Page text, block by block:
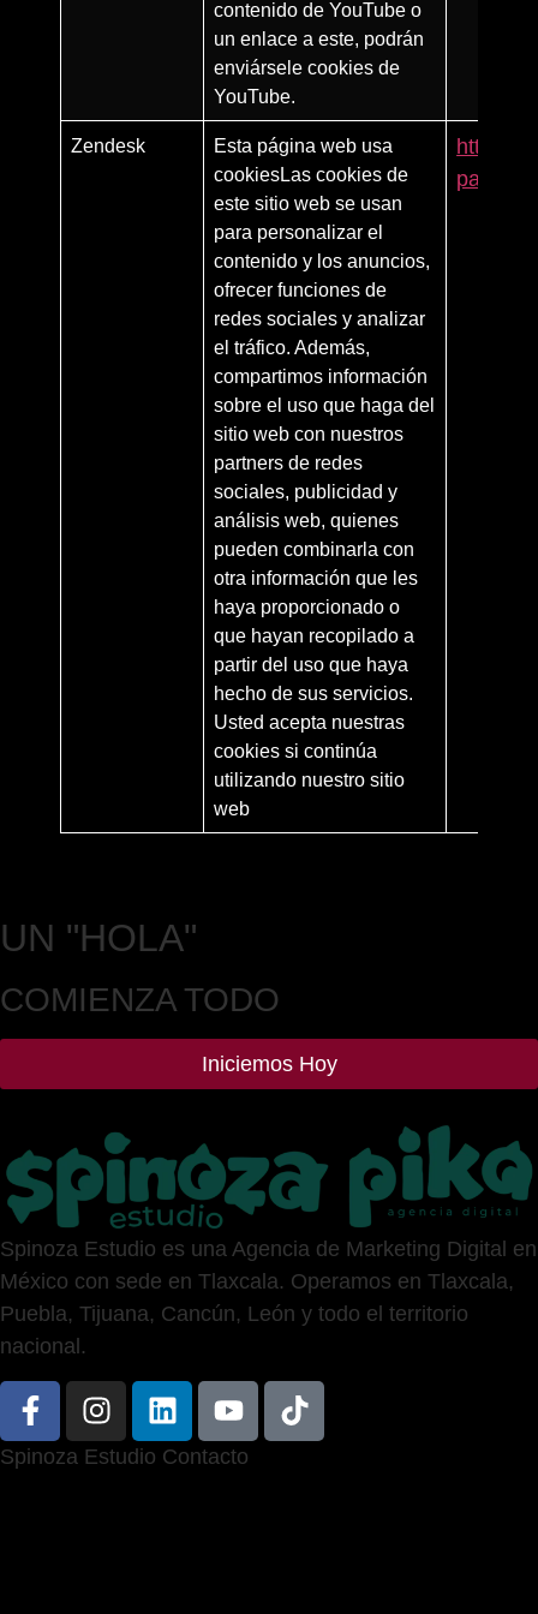
contenido de YouTube o
un enlace a este, podrán
enviársele cookies de
YouTube.
Zendesk
Esta página web usa
cookiesLas cookies de
este sitio web se usan
para personalizar el
contenido y los anuncios,
ofrecer funciones de
redes sociales y analizar
el tráfico. Además,
compartimos información
sobre el uso que haga del
sitio web con nuestros
partners de redes
sociales, publicidad y
análisis web, quienes
pueden combinarla con
otra información que les
haya proporcionado o
que hayan recopilado a
partir del uso que haya
hecho de sus servicios.
Usted acepta nuestras
cookies si continúa
utilizando nuestro sitio
web
https://
UN "HOLA"
COMIENZA TODO
Iniciemos Hoy
Spinoza Estudio es una Agencia de Marketing Digital en
México con sede en Tlaxcala. Operamos en Tlaxcala,
Puebla, Tijuana, Cancún, León y todo el territorio
nacional.
Spinoza Estudio Contacto